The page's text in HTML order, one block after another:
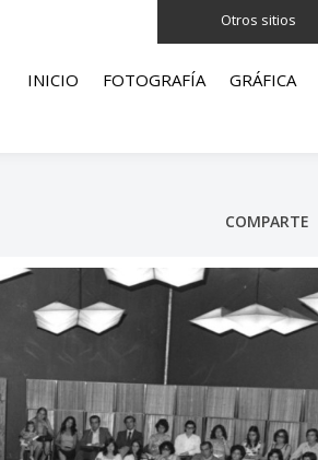
Otros sitios
INICIO FOTOGRAFÍA GRÁFICA
COMPARTE